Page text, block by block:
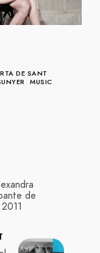
DE SANT
MUSIC
de